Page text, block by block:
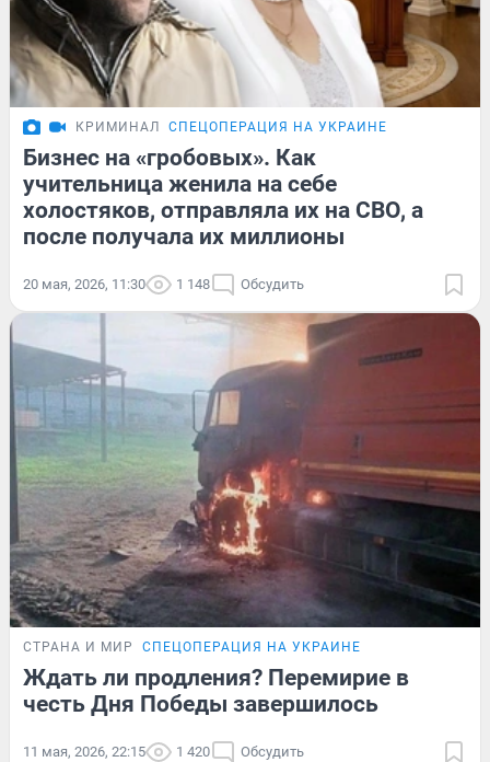
КРИМИНАЛ СПЕЦОПЕРАЦИЯ НА УКРАИНЕ
Бизнес на «гробовых». Как
учительница женила на себе
холостяков, отправляла их на СВО, а
после получала их миллионы
20 мая, 2026, 11:30 1 148 Обсудить
СТРАНА И МИР СПЕЦОПЕРАЦИЯ НА УКРАИНЕ
Ждать ли продления? Перемирие в
честь Дня Победы завершилось
11 мая, 2026, 22:15 1 420 Обсудить